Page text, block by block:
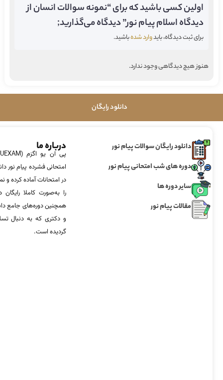
اولین کسی باشید که برای “نمونه سوالات انسان از
دیدگاه اسلام پیام نور” دیدگاه می‌گذارید;
برای ثبت دیدگاه، بایدوارد شدهباشید.
هنوز هیچ دیدگاهی وجود ندارد.
دانلود رایگان
دانلود رایگان سوالات پیام نور
دوره های شب امتحانی پیام نور
سایر دوره ها
مقالات پیام نور
درباره ما
امتحانی فشرده پیام نور
در امتحانات آماده‌ کرده
را به‌صورت کاملا
همچنین دوره‌های جامع
و دکتری که به دنبال
گردیده است.